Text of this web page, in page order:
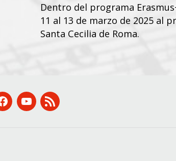
Dentro del programa
11 al 13 de marzo de 2025 al
Santa Cecilia de Roma.
Facebook:Canal RSS